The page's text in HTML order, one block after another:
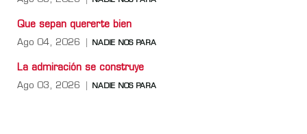
Que sepan quererte bien
Ago 04, 2026 NADIE NOS PARA
La admiración se construye
Ago 03, 2026 NADIE NOS PARA